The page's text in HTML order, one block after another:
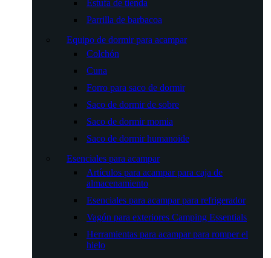
Estufa de tienda
Parrilla de barbacoa
Equipo de dormir para acampar
Colchón
Cuna
Forro para saco de dormir
Saco de dormir de sobre
Saco de dormir momia
Saco de dormir humanoide
Esenciales para acampar
Artículos para acampar para caja de
almacenamiento
Esenciales para acampar para refrigerador
Vagón para exteriores Camping Essentials
Herramientas para acampar para romper el
hielo